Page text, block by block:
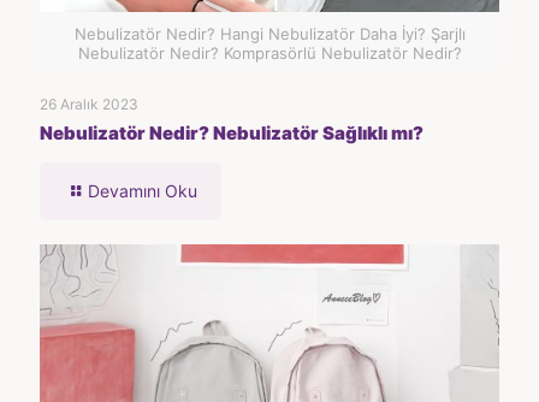
Nebulizatör Nedir? Hangi Nebulizatör Daha İyi? Şarjlı
Nebulizatör Nedir? Komprasörlü Nebulizatör Nedir?
26 Aralık 2023
Nebulizatör Nedir? Nebulizatör Sağlıklı mı?
Devamını Oku